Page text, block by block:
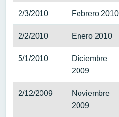
2/3/2010 Febrero 2010
2/2/2010 Enero 2010
5/1/2010
Diciembre
2009
2/12/2009
Noviembre
2009